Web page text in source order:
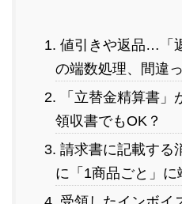
1. 値引きや返品…「
の端数処理、間違
2. 「立替金精算書」
領収書でもOK？
3. 請求書に記載する
に「1商品ごと」に